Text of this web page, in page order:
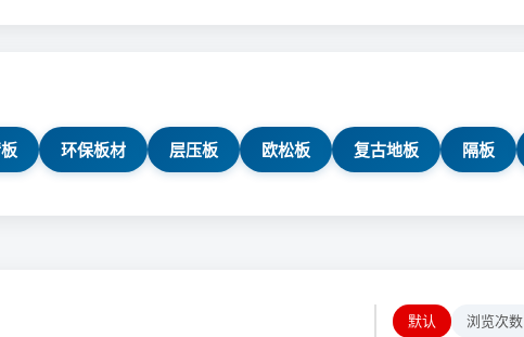
环保板材 层压板 欧松板 复古地板 隔板
默认 浏览次数